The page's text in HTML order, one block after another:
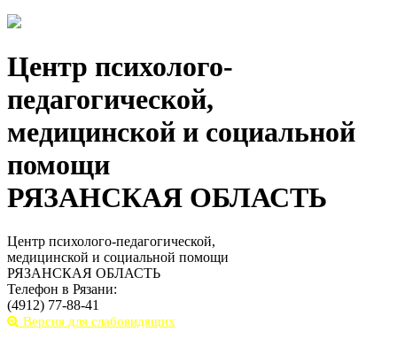
Центр психолого-
педагогической,
медицинской и социальной
помощи
РЯЗАНСКАЯ ОБЛАСТЬ
Центр психолого-педагогической,
медицинской и социальной помощи
РЯЗАНСКАЯ ОБЛАСТЬ
Телефон в Рязани:
(4912) 77-88-41
Версия для слабовидящих